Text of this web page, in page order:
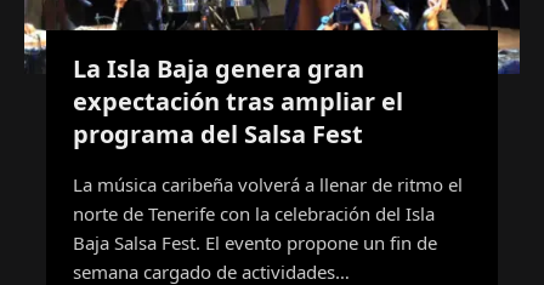
La Isla Baja genera gran
expectación tras ampliar el
programa del Salsa Fest
La música caribeña volverá a llenar de ritmo el
norte de Tenerife con la celebración del Isla
Baja Salsa Fest. El evento propone un fin de
semana cargado de actividades…